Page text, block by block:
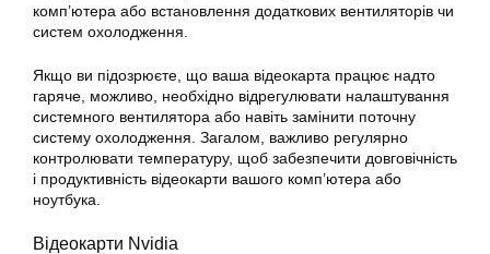
комп’ютера або встановлення додаткових вентиляторів чи
систем охолодження.
Якщо ви підозрюєте, що ваша відеокарта працює надто
гаряче, можливо, необхідно відрегулювати налаштування
системного вентилятора або навіть замінити поточну
систему охолодження. Загалом, важливо регулярно
контролювати температуру, щоб забезпечити довговічність
і продуктивність відеокарти вашого комп’ютера або
ноутбука.
Відеокарти Nvidia